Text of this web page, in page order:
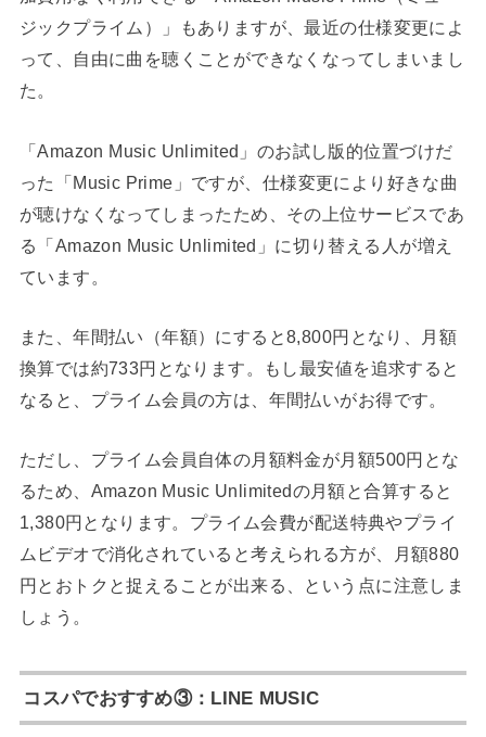
ジックプライム）」もありますが、最近の仕様変更によ
って、自由に曲を聴くことができなくなってしまいまし
た。
「Amazon Music Unlimited」のお試し版的位置づけだ
った「Music Prime」ですが、仕様変更により好きな曲
が聴けなくなってしまったため、その上位サービスであ
る「Amazon Music Unlimited」に切り替える人が増え
ています。
また、年間払い（年額）にすると8,800円となり、月額
換算では約733円となります。もし最安値を追求すると
なると、プライム会員の方は、年間払いがお得です。
ただし、プライム会員自体の月額料金が月額500円とな
るため、Amazon Music Unlimitedの月額と合算すると
1,380円となります。プライム会費が配送特典やプライ
ムビデオで消化されていると考えられる方が、月額880
円とおトクと捉えることが出来る、という点に注意しま
しょう。
コスパでおすすめ③：LINE MUSIC